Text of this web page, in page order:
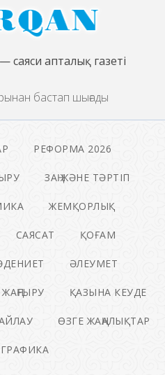
саяси апталық газеті
бастап шығады
РЕФОРМА 2026
ЗАҢ ЖӘНЕ ТӘРТІП
ЖЕМҚОРЛЫҚ
САЯСАТ ҚОҒАМ
ӘЛЕУМЕТ
ҚАЗЫНА КЕУДЕ
ӨЗГЕ ЖАҢАЛЫҚТАР